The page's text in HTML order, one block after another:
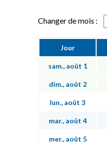
Changer de mois :
Jour
sam., août 1
dim., août 2
lun., août 3
mar., août 4
mer., août 5